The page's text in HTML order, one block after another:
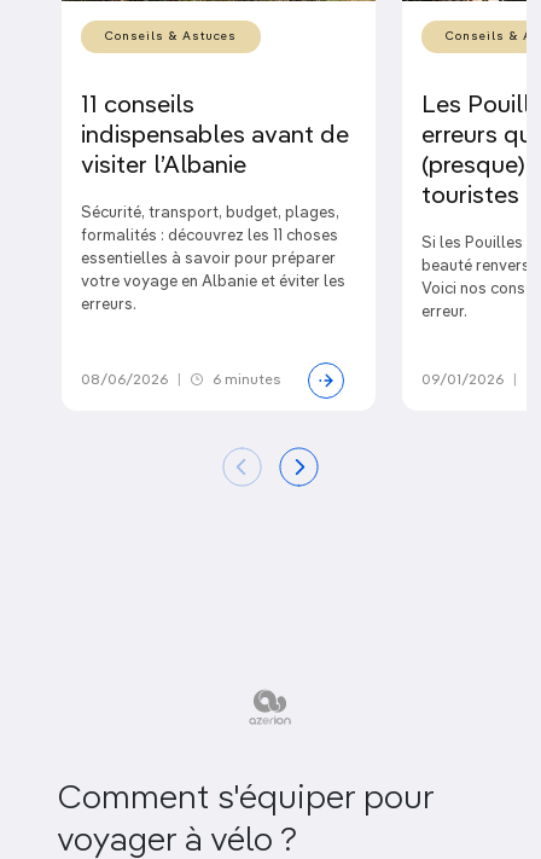
Conseils & Astuces
11 conseils
indispensables avant de
visiter l’Albanie
Sécurité, transport, budget, plages,
formalités : découvrez les 11 choses
essentielles à savoir pour préparer
votre voyage en Albanie et éviter les
erreurs.
08/06/2026 6 minutes
Conseils &
Les
erreurs
(presque)
touristes
Si les Pouilles
beauté
Voici nos
erreur.
09/01/2026
Comment s'équiper pour
voyager à vélo ?